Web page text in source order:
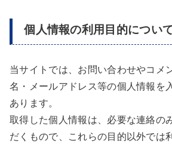
個人情報の利用目的につい
当サイトでは、お問い合わせやコメ
名・メールアドレス等の個人情報を
あります。
取得した個人情報は、必要な連絡の
だくもので、これらの目的以外では